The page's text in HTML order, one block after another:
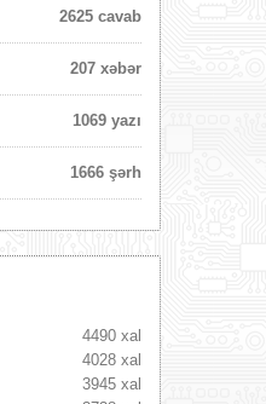
2625 cavab
207 xəbər
1069 yazı
1666 şərh
4490 xal
4028 xal
3945 xal